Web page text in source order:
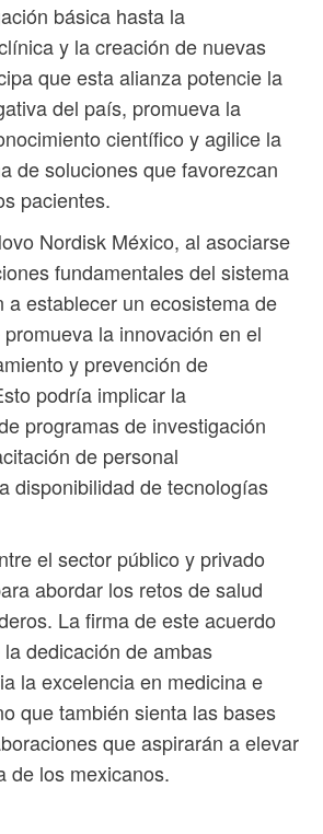
básica hasta la
y la creación de nuevas
que esta alianza potencie la
del país, promueva la
científico y agilice la
de soluciones que favorezcan
pacientes.
Nordisk México, al asociarse
fundamentales del sistema
a establecer un ecosistema de
la innovación en el
y prevención de
podría implicar la
programas de investigación
de personal
disponibilidad de tecnologías
el sector público y privado
abordar los retos de salud
La firma de este acuerdo
dedicación de ambas
la excelencia en medicina e
que también sienta las bases
que aspirarán a elevar
de los mexicanos.